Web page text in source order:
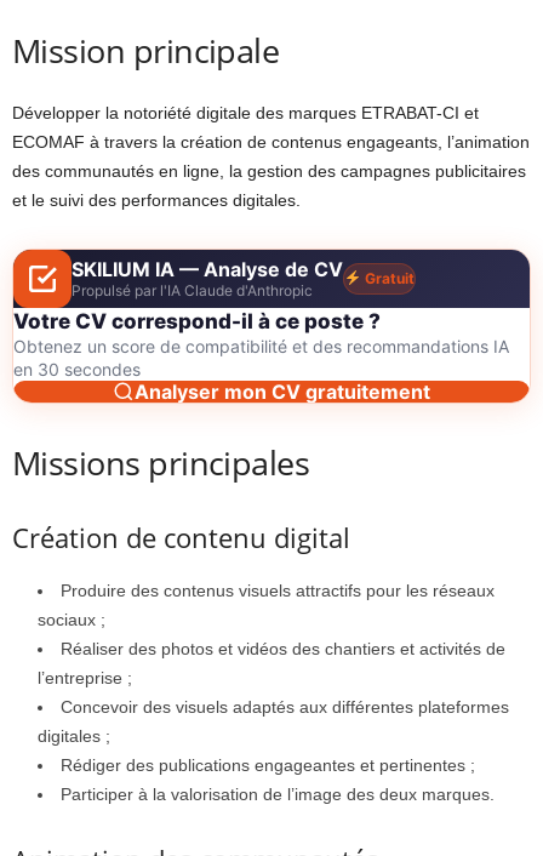
Mission principale
Développer la notoriété digitale des marques ETRABAT-CI et
ECOMAF à travers la création de contenus engageants, l’animation
des communautés en ligne, la gestion des campagnes publicitaires
et le suivi des performances digitales.
SKILIUM IA — Analyse de CV
Propulsé par l'IA Claude d'Anthropic
Gratuit
Votre CV correspond-il à ce poste ?
Obtenez un score de compatibilité et des recommandations IA
en 30 secondes
Analyser mon CV gratuitement
Missions principales
Création de contenu digital
Produire des contenus visuels attractifs pour les réseaux
sociaux ;
Réaliser des photos et vidéos des chantiers et activités de
l’entreprise ;
Concevoir des visuels adaptés aux différentes plateformes
digitales ;
Rédiger des publications engageantes et pertinentes ;
Participer à la valorisation de l’image des deux marques.